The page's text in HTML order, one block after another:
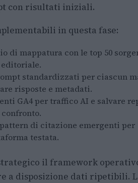
con risultati iniziali.
in questa fase:
di mappatura con le top 50
standardizzati per ciascun
risposte e metadati.
GA4 per traffico AI e salvare
di citazione emergenti per
testata.
il framework
a disposizione dati ripetibili.